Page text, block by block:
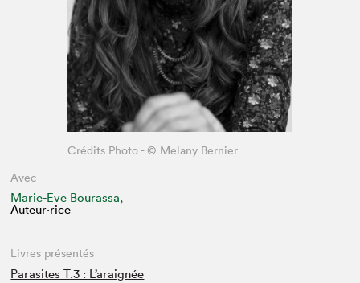
Avec
Marie-Eve Bourassa,
Auteur·rice
Crédits Photo - © Melany Bernier
Livres présentés
Parasites T.3 : L’araignée